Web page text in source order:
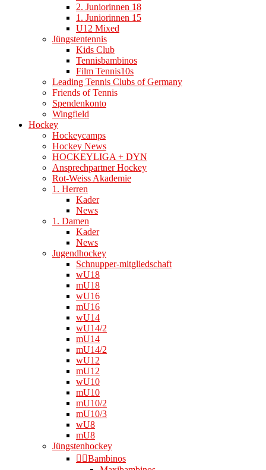
2. Juniorinnen 18
1. Juniorinnen 15
U12 Mixed
Jüngstentennis
Kids Club
Tennisbambinos
Film Tennis10s
Leading Tennis Clubs of Germany
Friends of Tennis
Spendenkonto
Wingfield
Hockey
Hockeycamps
Hockey News
HOCKEYLIGA + DYN
Ansprechpartner Hockey
Rot-Weiss Akademie
1. Herren
Kader
News
1. Damen
Kader
News
Jugendhockey
Schnupper-mitgliedschaft
wU18
mU18
wU16
mU16
wU14
wU14/2
mU14
mU14/2
wU12
mU12
wU10
mU10
mU10/2
mU10/3
wU8
mU8
Jüngstenhockey
👉🏻Bambinos